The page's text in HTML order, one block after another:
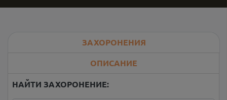
ЗАХОРОНЕНИЯ
ОПИСАНИЕ
НАЙТИ ЗАХОРОНЕНИЕ: